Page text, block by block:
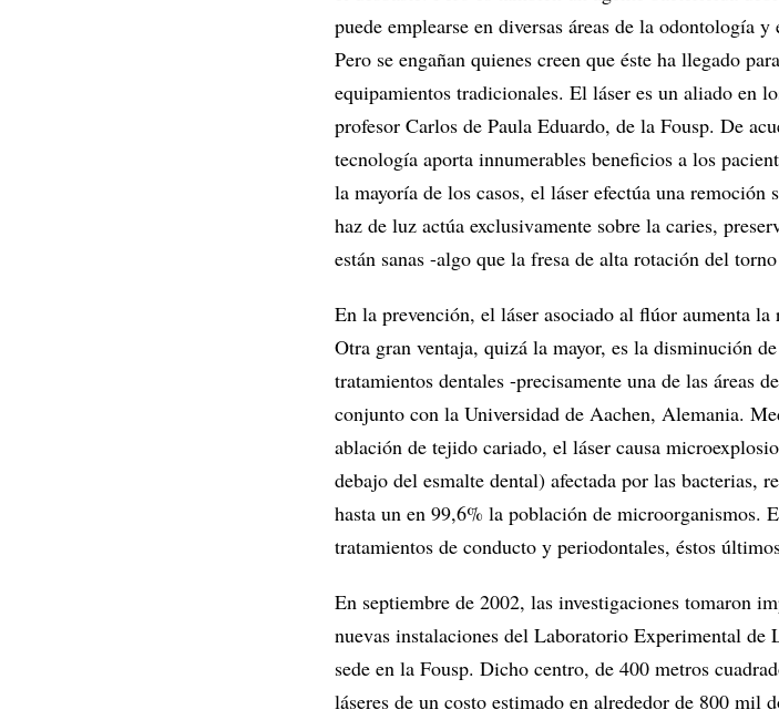
puede emplearse en diversas áreas de la odontología
Pero se engañan quienes creen que éste ha llegado
equipamientos tradicionales. El láser es un aliado en
profesor Carlos de Paula Eduardo, de la Fousp. De
tecnología aporta innumerables beneficios a los
la mayoría de los casos, el láser efectúa una
haz de luz actúa exclusivamente sobre la caries,
están sanas -algo que la fresa de alta rotación del
En la prevención, el láser asociado al flúor aumenta la
Otra gran ventaja, quizá la mayor, es la disminución
tratamientos dentales -precisamente una de las áreas
conjunto con la Universidad de Aachen, Alemania.
ablación de tejido cariado, el láser causa
debajo del esmalte dental) afectada por las bacterias,
hasta un en 99,6% la población de microorganismos.
tratamientos de conducto y periodontales, éstos
En septiembre de 2002, las investigaciones tomaron
nuevas instalaciones del Laboratorio Experimental
sede en la Fousp. Dicho centro, de 400 metros
láseres de un costo estimado en alrededor de 800 mil